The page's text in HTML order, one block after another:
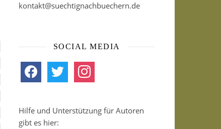
kontakt@suechtignachbuechern.de
SOCIAL MEDIA
facebook twitter instagram
Hilfe und Unterstützung für Autoren
gibt es hier: